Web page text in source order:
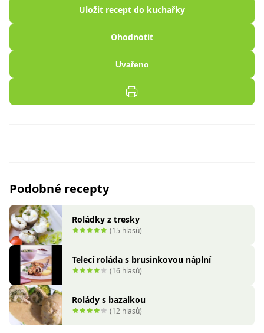
Uložit recept do kuchařky
Ohodnotit
Uvařeno
Podobné recepty
Roládky z tresky
(15 hlasů)
Telecí roláda s brusinkovou náplní
(16 hlasů)
Rolády s bazalkou
(12 hlasů)